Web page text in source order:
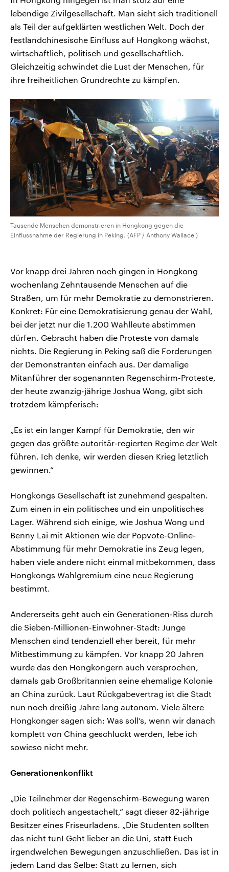
lebendige Zivilgesellschaft. Man sieht sich traditionell
als Teil der aufgeklärten westlichen Welt. Doch der
festlandchinesische Einfluss auf Hongkong wächst,
wirtschaftlich, politisch und gesellschaftlich.
Gleichzeitig schwindet die Lust der Menschen, für
ihre freiheitlichen Grundrechte zu kämpfen.
Tausende Menschen demonstrieren in Hongkong gegen die
Einflussnahme der Regierung in Peking. (AFP / Anthony Wallace )
Vor knapp drei Jahren noch gingen in Hongkong
wochenlang Zehntausende Menschen auf die
Straßen, um für mehr Demokratie zu demonstrieren.
Konkret: Für eine Demokratisierung genau der Wahl,
bei der jetzt nur die 1.200 Wahlleute abstimmen
dürfen. Gebracht haben die Proteste von damals
nichts. Die Regierung in Peking saß die Forderungen
der Demonstranten einfach aus. Der damalige
Mitanführer der sogenannten Regenschirm-Proteste,
der heute zwanzig-jährige Joshua Wong, gibt sich
trotzdem kämpferisch:
„Es ist ein langer Kampf für Demokratie, den wir
gegen das größte autoritär-regierten Regime der Welt
führen. Ich denke, wir werden diesen Krieg letztlich
gewinnen.“
Hongkongs Gesellschaft ist zunehmend gespalten.
Zum einen in ein politisches und ein unpolitisches
Lager. Während sich einige, wie Joshua Wong und
Benny Lai mit Aktionen wie der Popvote-Online-
Abstimmung für mehr Demokratie ins Zeug legen,
haben viele andere nicht einmal mitbekommen, dass
Hongkongs Wahlgremium eine neue Regierung
bestimmt.
Andererseits geht auch ein Generationen-Riss durch
die Sieben-Millionen-Einwohner-Stadt: Junge
Menschen sind tendenziell eher bereit, für mehr
Mitbestimmung zu kämpfen. Vor knapp 20 Jahren
wurde das den Hongkongern auch versprochen,
damals gab Großbritannien seine ehemalige Kolonie
an China zurück. Laut Rückgabevertrag ist die Stadt
nun noch dreißig Jahre lang autonom. Viele ältere
Hongkonger sagen sich: Was soll’s, wenn wir danach
komplett von China geschluckt werden, lebe ich
sowieso nicht mehr.
Generationenkonflikt
„Die Teilnehmer der Regenschirm-Bewegung waren
doch politisch angestachelt,“ sagt dieser 82-jährige
Besitzer eines Friseurladens. „Die Studenten sollten
das nicht tun! Geht lieber an die Uni, statt Euch
irgendwelchen Bewegungen anzuschließen. Das ist in
jedem Land das Selbe: Statt zu lernen, sich